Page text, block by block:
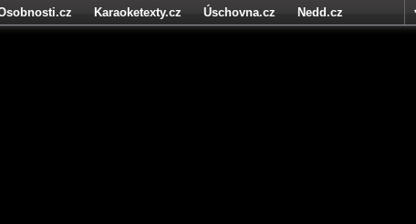
Karaoketexty.cz Úschovna.cz
Nedd.cz